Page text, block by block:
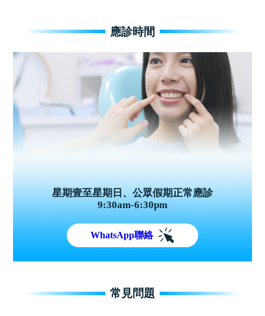
應診時間
星期壹至星期日、公眾假期正常應診
9:30am-6:30pm
WhatsApp聯絡
常見問題